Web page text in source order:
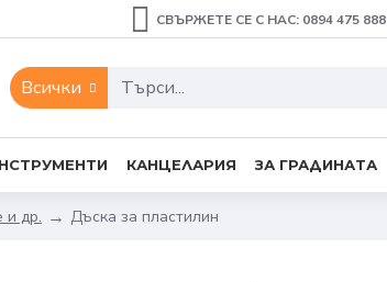
СВЪРЖЕТЕ СЕ С НАС: 0894 475 888
Всички
КАНЦЕЛАРИЯ ЗА ГРАДИНАТА
и др. Дъска за пластилин